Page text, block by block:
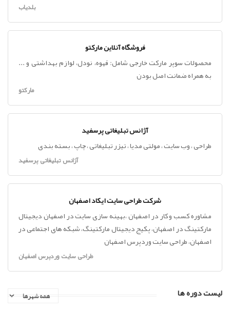
بلدیاب
فروشگاه آنلاین مارکتو
محصولات سوپر مارکت خارجی شامل: قهوه، نودل، لوازم بهداشتی و ...
به همراه ضمانت اصل بودن
مارکتو
آژانس تبلیغاتی پرسفید
طراحی ، وب سایت ، مولتی مدیا ، تیزر تبلیغاتی ، چاپ ، بسته بندی
آژانس تبلیغاتی پرسفید
شرکت طراحی سایت ایکاد اصفهان
مشاوره کسب و کار در اصفهان ،بهینه سازی سایت در اصفهان دیجیتال
مارکتینگ در اصفهان، پکیج دیجیتال مارکتینگ، شبکه های اجتماعی در
اصفهان، طراحی سایت وردپرس اصفهان
طراحی سایت وردپرس اصفهان
لیست دوره ها